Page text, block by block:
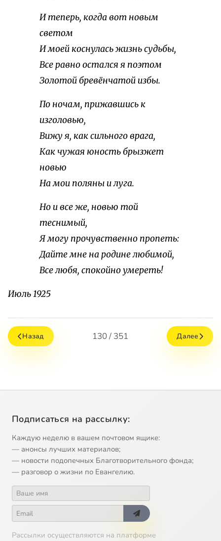
И теперь, когда вот новым
светом
И моей коснулась жизнь судьбы,
Все равно остался я поэтом
Золотой бревёнчатой избы.
По ночам, прижавшись к
изголовью,
Вижу я, как сильного врага,
Как чужая юность брызжет
новью
На мои поляны и луга.
Но и все же, новью той
теснимый,
Я могу прочувственно пропеть:
Дайте мне на родине любимой,
Все любя, спокойно умереть!
Июль 1925
Назад 130 / 351 Далее
Подписаться на рассылку:
Каждую неделю в вашем почтовом ящике:
— анонсы лучших материалов;
— новости подопечных Благотворительного фонда;
— разговор о жизни по Евангелию.
Рассылки осуществляются на платформе